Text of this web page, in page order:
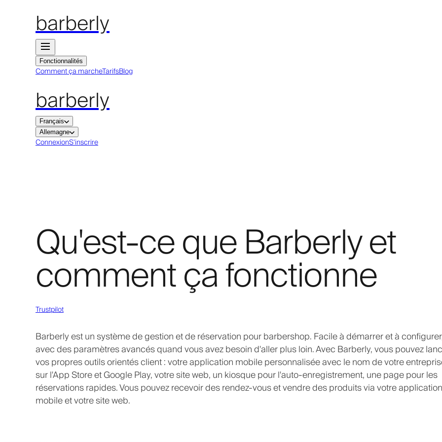
barberly
Fonctionnalités
Comment ça marcheTarifsBlog
barberly
Français
Allemagne
ConnexionS'inscrire
Qu'est-ce que Barberly et
comment ça fonctionne
Trustpilot
Barberly est un système de gestion et de réservation pour barbershop. Facile à démarrer et à
avec des paramètres avancés quand vous avez besoin d'aller plus loin. Avec Barberly, vous pouvez
vos propres outils orientés client : votre application mobile personnalisée avec le nom de votre
sur l'App Store et Google Play, votre site web, un kiosque pour l'auto-enregistrement, une page pour les
réservations rapides. Vous pouvez recevoir des rendez-vous et vendre des produits via votre application
mobile et votre site web.